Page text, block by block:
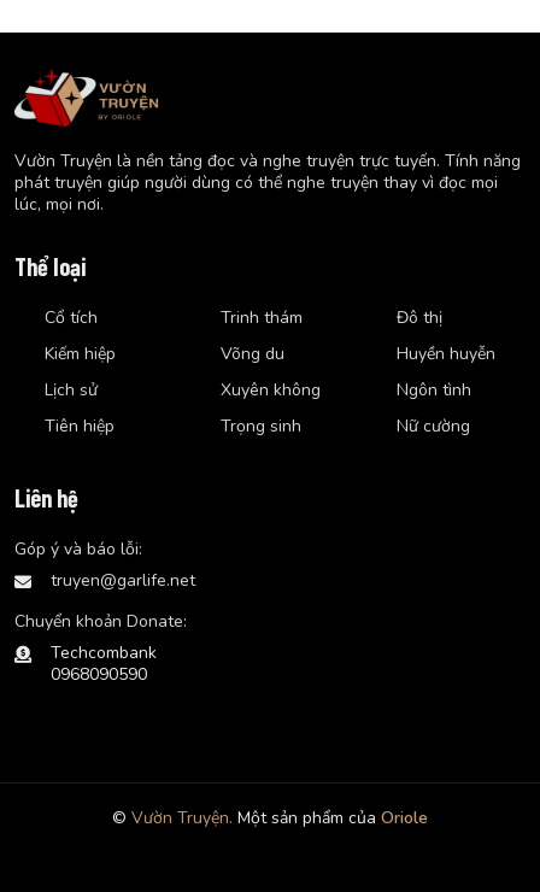
Vườn Truyện là nền tảng đọc và nghe truyện trực tuyến. Tính năng
phát truyện giúp người dùng có thể nghe truyện thay vì đọc mọi
lúc, mọi nơi.
Thể loại
Cổ tích
Kiếm hiệp
Lịch sử
Tiên hiệp
Trinh thám
Võng du
Xuyên không
Trọng sinh
Đô thị
Huyền huyễn
Ngôn tình
Nữ cường
Liên hệ
Góp ý và báo lỗi:
truyen@garlife.net
Chuyển khoản Donate:
Techcombank
0968090590
© Vườn Truyện. Một sản phẩm của Oriole